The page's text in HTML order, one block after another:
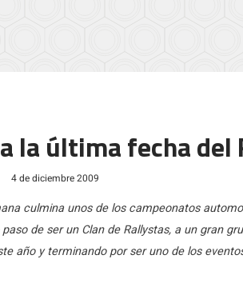
la última fecha del
4 de diciembre 2009
culmina unos de los campeonatos
de ser un Clan de Rallystas, a un gran
año y terminando por ser uno de los